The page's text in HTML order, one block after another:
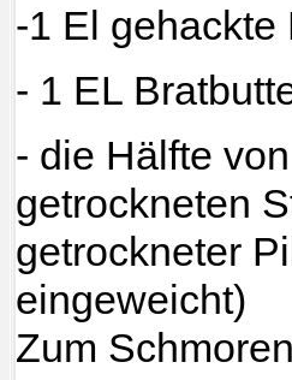
-1 El gehackte
- 1 EL
- die Hälfte
getrockneten
getrockneter
eingeweicht)
Zum